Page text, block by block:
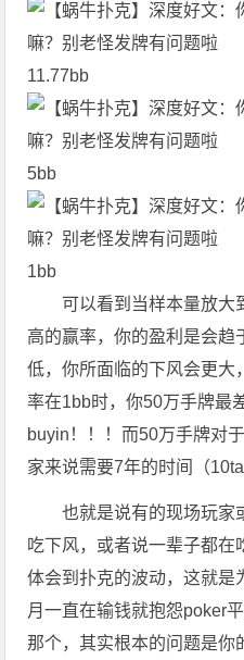
11.77bb
5bb
1bb
可以看到当样本量放大
高的赢率，你的盈利是会趋
低，你所面临的下风会更大
率在1bb时，你50万手牌最
buyin！！！而50万手牌对
家来说需要7年的时间（
也就是说有的现场玩家
吃下风，或者说一辈子都在
体会到扑克的波动，这就是
月一直在输钱就抱怨poker
那个，其实根本的问题是你